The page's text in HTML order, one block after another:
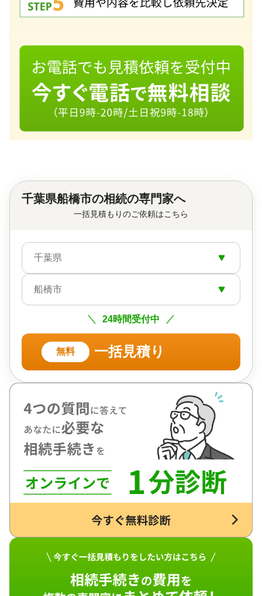
千葉県船橋市の相続の専門家へ
一括見積もりのご依頼はこちら
千葉県
船橋市
24時間受付中
無料 一括見積り